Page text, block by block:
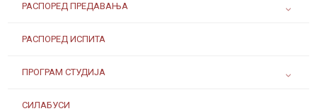
РАСПОРЕД ПРЕДАВАЊА
РАСПОРЕД ИСПИТА
ПРОГРАМ СТУДИЈА
СИЛАБУСИ